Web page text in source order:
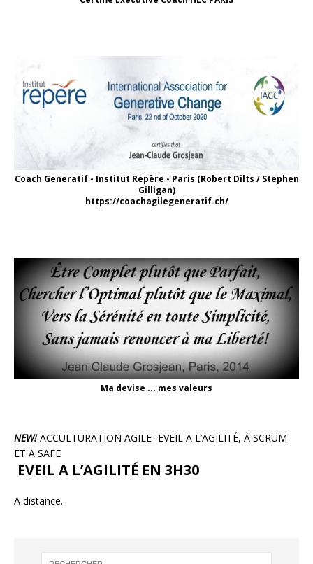
Coach Generatif - Institut Repère - Paris (Robert Dilts / Stephen
Gilligan)
https://coachagilegeneratif.ch/
Ma devise ... mes valeurs
NEW!ACCULTURATION AGILE- EVEIL A L’AGILITÉ, À SCRUM
ET A SAFE
EVEIL A L’AGILITÉ EN 3H30
A distance.